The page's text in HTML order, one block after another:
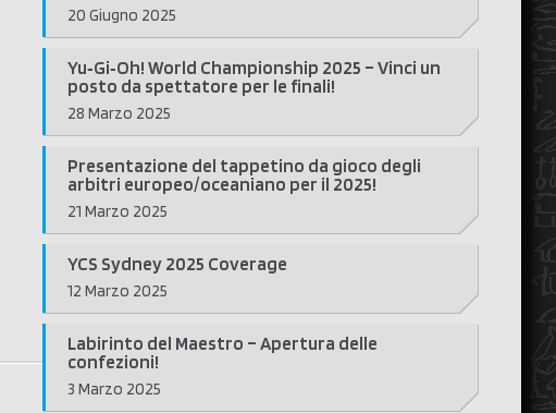
20 Giugno 2025
Yu‑Gi‑Oh! World Championship 2025 – Vinci un
posto da spettatore per le finali!
28 Marzo 2025
Presentazione del tappetino da gioco degli
arbitri europeo/oceaniano per il 2025!
21 Marzo 2025
YCS Sydney 2025 Coverage
12 Marzo 2025
Labirinto del Maestro – Apertura delle
confezioni!
3 Marzo 2025